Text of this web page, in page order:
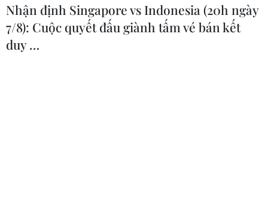
Theo dõi VietnamPlus
Nhận định Singapore vs Indonesia (20h ngày
7/8): Cuộc quyết đấu giành tấm vé bán kết
duy …